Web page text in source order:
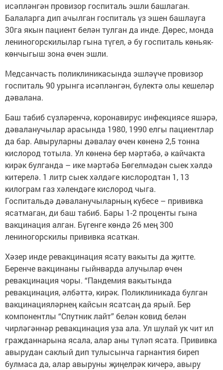
исәпләнгән провизор госпиталь эшли башлаган.
Балаларга дип ачылган госпиталь үз эшен башлауга
30га якын пациент белән тулган да инде. Дөрес, монда
лениногорскилылар гына түгел, ә бу госпиталь көньяк-
көнчыгыш зона өчен эшли.
Медсанчасть поликлиникасында эшләүче провизор
госпиталь 90 урынга исәпләнгән, бүлектә олы кешеләр
дәвалана.
Баш табиб сүзләренчә, коронавирус инфекциясе яшәрә,
дәваланучылар арасында 1980, 1990 елгы пациентлар
да бар. Авыруларны дәвалау өчен көненә 2,5 тонна
кислород тотыла. Ул көненә бер мәртәбә, ә кайчакта
кирәк булганда – ике мәртәбә Бөгелмәдән сыек хәлдә
китерелә. 1 литр сыек хәлдәге кислородтан 1, 13
килограм газ хәлендәге кислород чыга.
Госпитальдә дәваланучыларның күбесе – прививка
ясатмаган, ди баш табиб. Бары 1-2 проценты гына
вакцинация алган. Бүгенге көндә 26 мең 300
лениногорскилы прививка ясаткан.
Хәзер инде ревакцинация ясату вакыты да җитте.
Беренче вакцинаны гыйнварда алучылар өчен
ревакцинация чоры. “Пандемия вакытында
ревакцинация, әлбәттә, кирәк. Поликлиникада булган
вакцинацияләрнең кайсын ясатсаң да ярый. Бер
компонентлы “Спутник лайт” белән ковид белән
чирләгәннәр ревакцинация уза ала. Ул шулай ук чит ил
гражданнарына ясала, алар аны түләп ясата. Прививка
авырудан саклый дип тулысынча гарнантия биреп
булмаса да, алар авыруны җиңелрәк кичерә, авыру